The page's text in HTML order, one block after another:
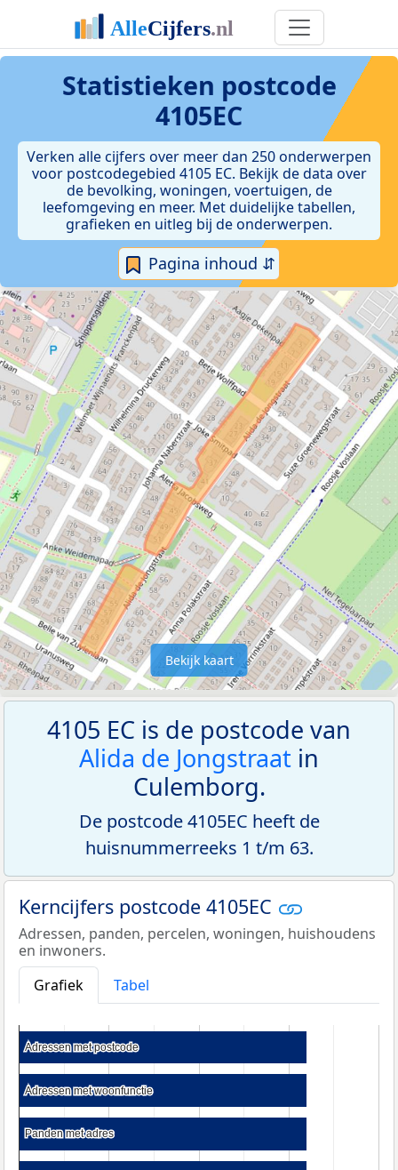
Statistieken postcode
4105EC
Verken alle cijfers over meer dan 250 onderwerpen
voor postcodegebied 4105 EC. Bekijk de data over
de bevolking, woningen, voertuigen, de
leefomgeving en meer. Met duidelijke tabellen,
grafieken en uitleg bij de onderwerpen.
Pagina inhoud ⇵
Bekijk kaart
4105 EC is de postcode van
Alida de Jongstraat in
Culemborg.
De postcode 4105EC heeft de
huisnummerreeks 1 t/m 63.
Kerncijfers postcode 4105EC
Adressen, panden, percelen, woningen, huishoudens
en inwoners.
Grafiek
Tabel
Adressen met postcode
Adressen met postcode
Adressen met woonfunctie
Adressen met woonfunctie
Panden met adres
Panden met adres